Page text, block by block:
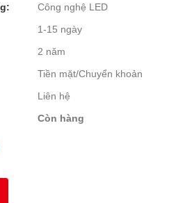
Công nghệ LED
1-15 ngày
2 năm
Tiền mặt/Chuyển khoản
Liên hệ
Còn hàng